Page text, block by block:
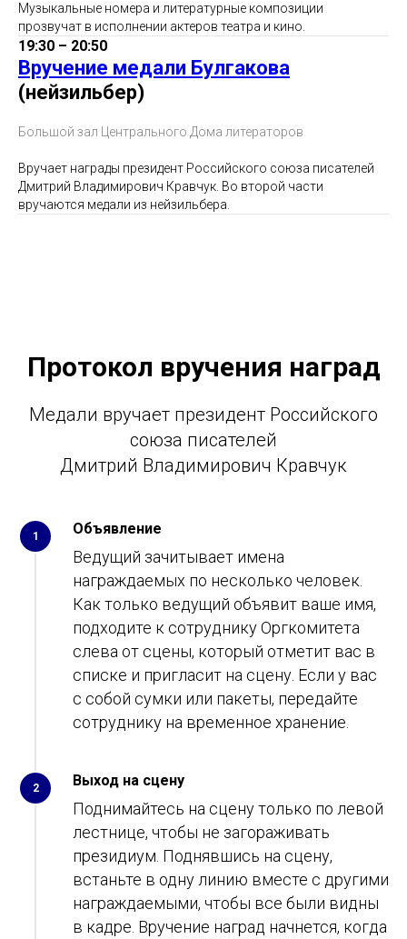
Музыкальные номера и литературные композиции
прозвучат в исполнении актеров театра и кино.
19:30 – 20:50
Вручение медали Булгакова
(нейзильбер)
Большой зал Центрального Дома литераторов
Вручает награды президент Российского союза писателей
Дмитрий Владимирович Кравчук. Во второй части
вручаются медали из нейзильбера.
Протокол вручения наград
Медали вручает президент Российского
союза писателей
Дмитрий Владимирович Кравчук
1 Объявление
Ведущий зачитывает имена
награждаемых по несколько человек.
Как только ведущий объявит ваше имя,
подходите к сотруднику Оргкомитета
слева от сцены, который отметит вас в
списке и пригласит на сцену. Если у вас
с собой сумки или пакеты, передайте
сотруднику на временное хранение.
2 Выход на сцену
Поднимайтесь на сцену только по левой
лестнице, чтобы не загораживать
президиум. Поднявшись на сцену,
встаньте в одну линию вместе с другими
награждаемыми, чтобы все были видны
в кадре. Вручение наград начнется, когда